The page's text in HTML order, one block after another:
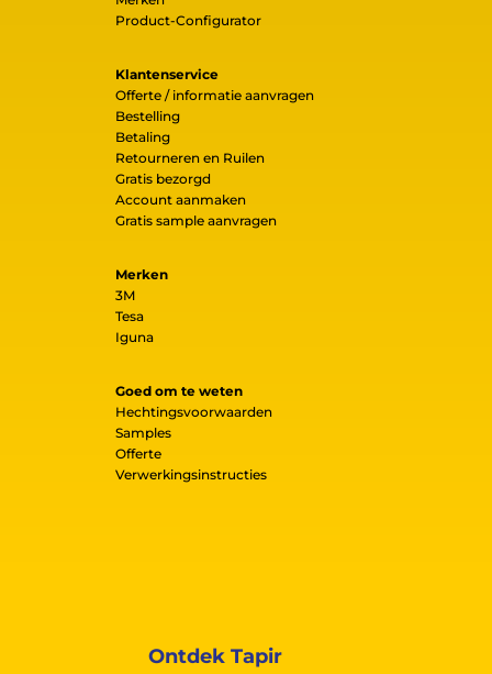
Product-Configurator
Klantenservice
Offerte / informatie aanvragen
Bestelling
Betaling
Retourneren en Ruilen
Gratis bezorgd
Account aanmaken
Gratis sample aanvragen
Merken
3M
Tesa
Iguna
Goed om te weten
Hechtingsvoorwaarden
Samples
Offerte
Verwerkingsinstructies
Ontdek Tapir